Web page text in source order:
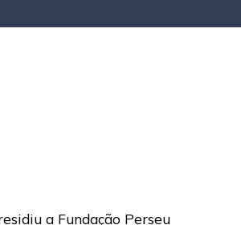
a Fundação Perseu